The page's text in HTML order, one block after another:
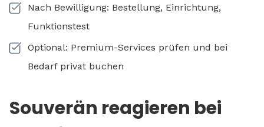
Nach Bewilligung: Bestellung, Einrichtung,
Funktionstest
Optional: Premium-Services prüfen und bei
Bedarf privat buchen
Souverän reagieren bei